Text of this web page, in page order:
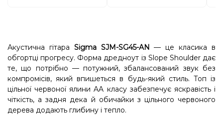
Акустична гітара Sigma SJM-SG45-AN — це класика в
обгортці прогресу. Форма дредноут із Slope Shoulder дає
те, що потрібно — потужний, збалансований звук без
компромісів, який впишеться в будь-який стиль. Топ із
цільної червоної ялини AA класу забезпечує яскравість і
чіткість, а задня дека й обичайки з цільного червоного
дерева додають глибину і тепло.